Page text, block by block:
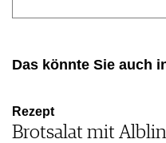
Das könnte Sie auch
Rezept
Brotsalat mit